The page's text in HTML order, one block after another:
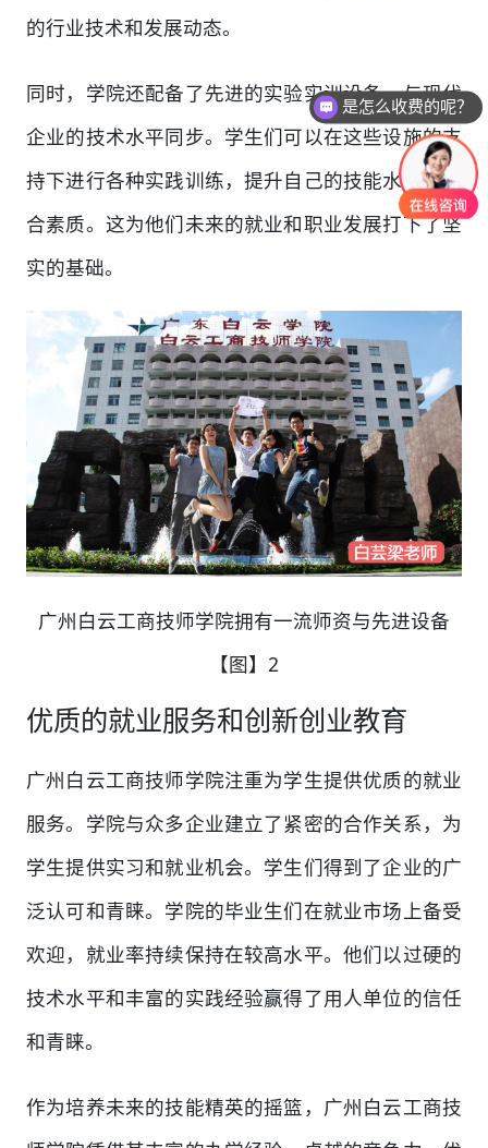
的行业技术和发展动态。
同时，学院还配备了先进的实验实训设备，与现代
企业的技术水平同步。学生们可以在这些设施的支
持下进行各种实践训练，提升自己的技能水平和综
合素质。这为他们未来的就业和职业发展打下了坚
实的基础。
广州白云工商技师学院拥有一流师资与先进设备
【图】2
优质的就业服务和创新创业教育
广州白云工商技师学院注重为学生提供优质的就业
服务。学院与众多企业建立了紧密的合作关系，为
学生提供实习和就业机会。学生们得到了企业的广
泛认可和青睐。学院的毕业生们在就业市场上备受
欢迎，就业率持续保持在较高水平。他们以过硬的
技术水平和丰富的实践经验赢得了用人单位的信任
和青睐。
作为培养未来的技能精英的摇篮，广州白云工商技
是怎么收费的呢？